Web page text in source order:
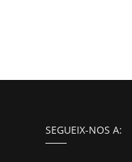
SEGUEIX-NOS A: